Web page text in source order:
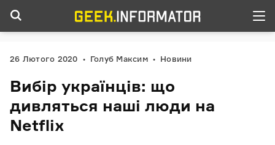
26 Лютого 2020 Голуб Максим Новини
Вибір українців: що
дивляться наші люди на
Netflix